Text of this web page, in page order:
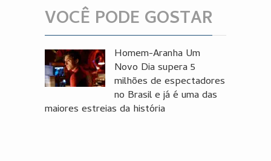
VOCÊ PODE GOSTAR
Homem-Aranha Um
Novo Dia supera 5
milhões de espectadores
no Brasil e já é uma das
maiores estreias da história